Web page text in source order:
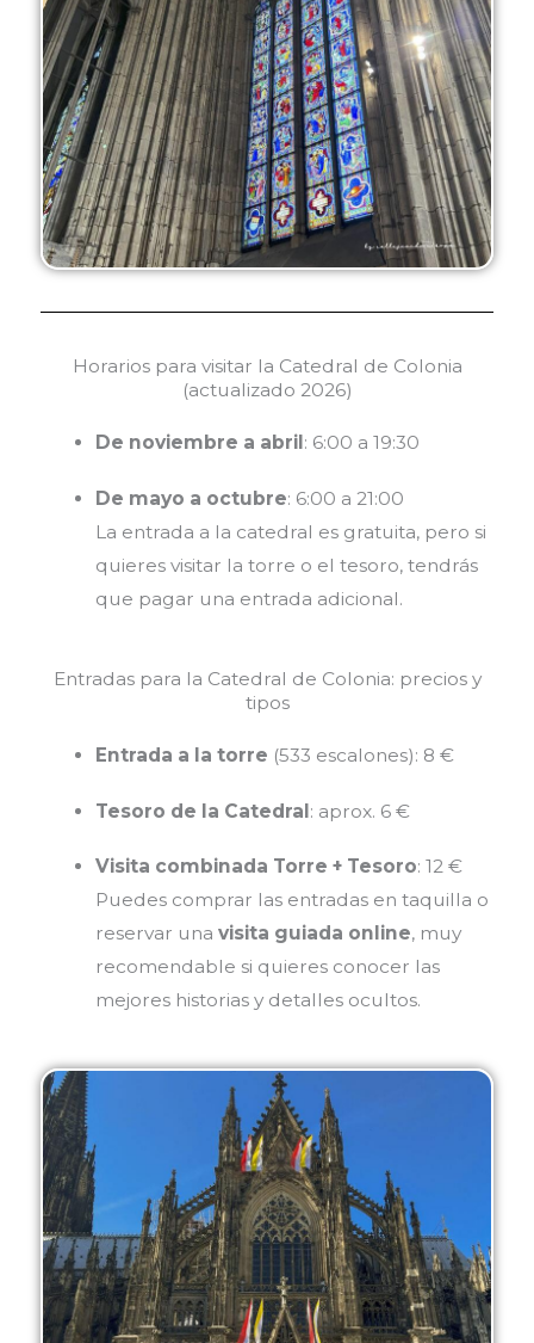
Horarios para visitar la Catedral de Colonia
(actualizado 2026)
De noviembre a abril : 6:00 a 19:30
De mayo a octubre: 6:00 a 21:00
La entrada a la catedral es gratuita, pero si
quieres visitar la torre o el tesoro, tendrás
que pagar una entrada adicional.
Entradas para la Catedral de Colonia: precios y
tipos
Entrada a la torre (533 escalones): 8 €
Tesoro de la Catedral: aprox. 6 €
Visita combinada Torre + Tesoro: 12 €
Puedes comprar las entradas en taquilla o
reservar unavisita guiada online, muy
recomendable si quieres conocer las
mejores historias y detalles ocultos.